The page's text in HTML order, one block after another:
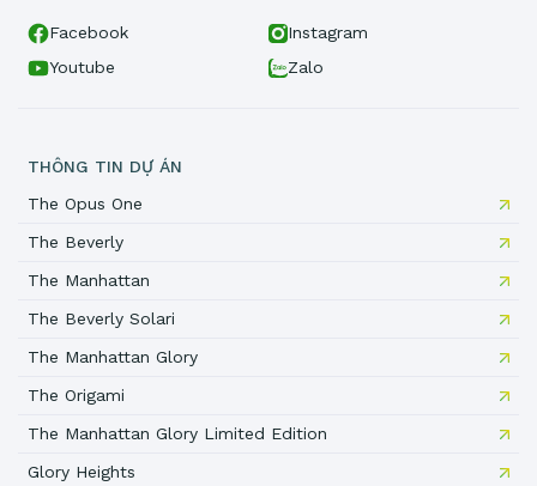
Facebook
Instagram
Youtube
Zalo
THÔNG TIN DỰ ÁN
The Opus One
The Beverly
The Manhattan
The Beverly Solari
The Manhattan Glory
The Origami
The Manhattan Glory Limited Edition
Glory Heights